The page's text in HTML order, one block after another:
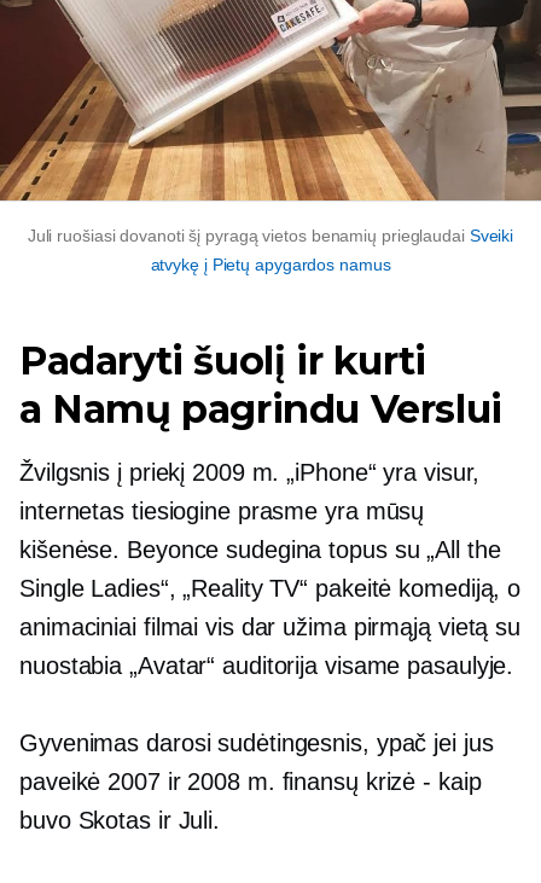
Juli ruošiasi dovanoti šį pyragą vietos benamių prieglaudai Sveiki
atvykę į Pietų apygardos namus
Padaryti šuolį ir kurti
a Namų pagrindu Verslui
Žvilgsnis į priekį 2009 m. „iPhone“ yra visur,
internetas tiesiogine prasme yra mūsų
kišenėse. Beyonce sudegina topus su „All the
Single Ladies“, „Reality TV“ pakeitė komediją, o
animaciniai filmai vis dar užima pirmąją vietą su
nuostabia „Avatar“ auditorija visame pasaulyje.
Gyvenimas darosi sudėtingesnis, ypač jei jus
paveikė 2007 ir 2008 m. finansų krizė- kaip
buvo Skotas ir Juli.